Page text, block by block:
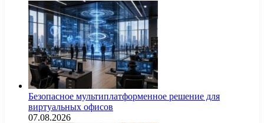
Безопасное мультиплатформенное решение для
виртуальных офисов
07.08.2026